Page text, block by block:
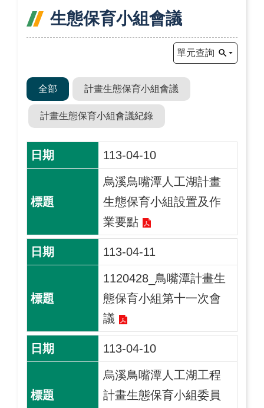
生態保育小組會議
單元查詢
全部 計畫生態保育小組會議
計畫生態保育小組會議紀錄
113-04-10
烏溪鳥嘴潭人工湖計畫
生態保育小組設置及作
業要點
113-04-11
1120428_鳥嘴潭計畫生
態保育小組第十一次會
議
113-04-10
烏溪鳥嘴潭人工湖工程
計畫生態保育小組委員